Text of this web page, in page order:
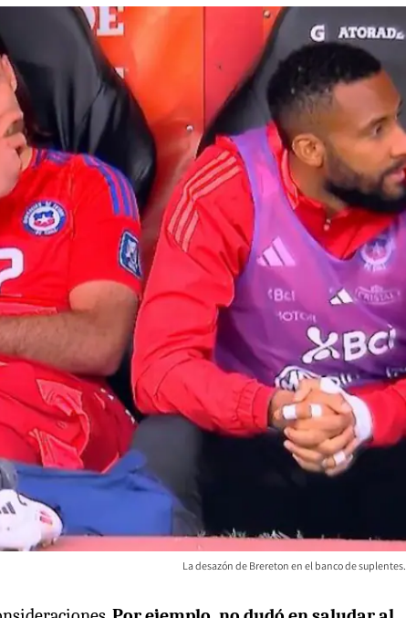
La desazón de Brereton en el banco de suplentes.